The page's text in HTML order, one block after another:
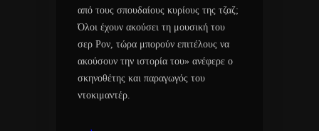
από τους σπουδαίους κυρίους της τζαζ;
Όλοι έχουν ακούσει τη μουσική του
σερ Ρον, τώρα μπορούν επιτέλους να
ακούσουν την ιστορία του» ανέφερε ο
σκηνοθέτης και παραγωγός του
ντοκιμαντέρ.